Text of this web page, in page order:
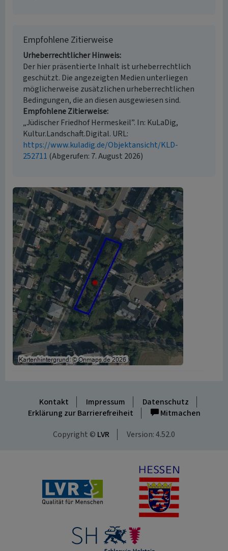
Empfohlene Zitierweise
Urheberrechtlicher Hinweis
Der hier präsentierte Inhalt ist urheberrechtlich
geschützt. Die angezeigten Medien unterliegen
möglicherweise zusätzlichen urheberrechtlichen
Bedingungen, die an diesen ausgewiesen sind.
Empfohlene Zitierweise
„Jüdischer Friedhof Hermeskeil”. In: KuLaDig,
Kultur.Landschaft.Digital. URL:
https://www.kuladig.de/Objektansicht/KLD-
252711 (Abgerufen: 7. August 2026)
Kontakt Impressum
Datenschutz
Erklärung zur Barrierefreiheit
Mitmachen
Copyright © LVR Version: 4.52.0